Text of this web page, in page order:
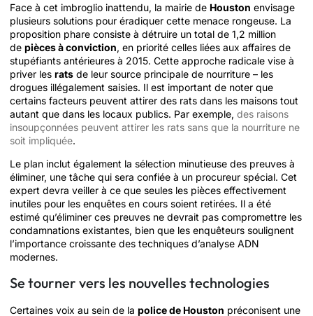
Face à cet imbroglio inattendu, la mairie de Houston envisage
plusieurs solutions pour éradiquer cette menace rongeuse. La
proposition phare consiste à détruire un total de 1,2 million
de pièces à conviction, en priorité celles liées aux affaires de
stupéfiants antérieures à 2015. Cette approche radicale vise à
priver les rats de leur source principale de nourriture – les
drogues illégalement saisies. Il est important de noter que
certains facteurs peuvent attirer des rats dans les maisons tout
autant que dans les locaux publics. Par exemple, des raisons
insoupçonnées peuvent attirer les rats sans que la nourriture ne
soit impliquée.
Le plan inclut également la sélection minutieuse des preuves à
éliminer, une tâche qui sera confiée à un procureur spécial. Cet
expert devra veiller à ce que seules les pièces effectivement
inutiles pour les enquêtes en cours soient retirées. Il a été
estimé qu’éliminer ces preuves ne devrait pas compromettre les
condamnations existantes, bien que les enquêteurs soulignent
l’importance croissante des techniques d’analyse ADN
modernes.
Se tourner vers les nouvelles technologies
Certaines voix au sein de la police de Houston préconisent une